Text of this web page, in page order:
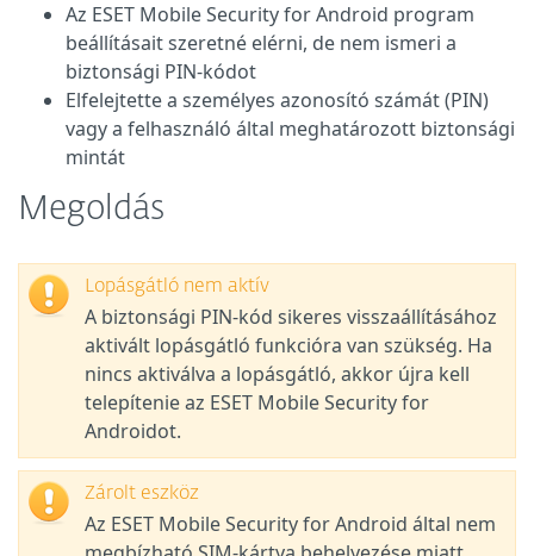
Az ESET Mobile Security for Android program
beállításait szeretné elérni, de nem ismeri a
biztonsági PIN-kódot
Elfelejtette a személyes azonosító számát (PIN)
vagy a felhasználó által meghatározott biztonsági
mintát
Megoldás
Lopásgátló nem aktív
A biztonsági PIN-kód sikeres visszaállításához
aktivált lopásgátló funkcióra van szükség. Ha
nincs aktiválva a lopásgátló, akkor újra kell
telepítenie az ESET Mobile Security for
Androidot.
Zárolt eszköz
Az ESET Mobile Security for Android által nem